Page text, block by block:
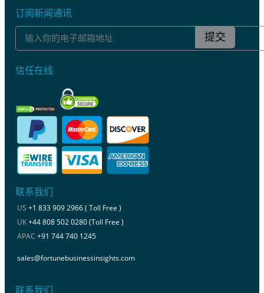
订阅新闻通讯
提交
信任在线
联系我们
US +1 833 909 2966 ( Toll Free )
UK+44 808 502 0280 (Toll Free )
APAC +91 744 740 1245
sales@fortunebusinessinsights.com
联系我们